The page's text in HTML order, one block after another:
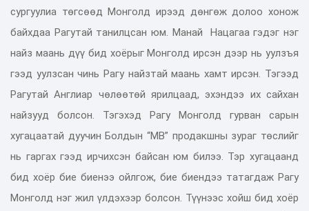
сургуулиа төгсөөд Монголд ирээд дөнгөж долоо хонож
байхдаа Рагутай танилцсан юм. Манай Нацагаа гэдэг нэг
найз маань дүү бид хоёрыг Монголд ирсэн дээр нь уулзъя
гээд уулзсан чинь Рагу найзтай маань хамт ирсэн. Тэгээд
Рагутай Англиар чөлөөтөй ярилцаад, эхэндээ их сайхан
найзууд болсон. Тэгэхэд Рагу Монголд гурван сарын
хугацаатай дуучин Болдын “МВ” продакшны зураг төслийг
нь гаргах гээд ирчихсэн байсан юм билээ. Тэр хугацаанд
бид хоёр бие биенээ ойлгож, бие биендээ татагдаж Рагу
Монголд нэг жил үлдэхээр болсон. Түүнээс хойш бид хоёр